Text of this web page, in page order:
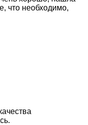
что необходимо,